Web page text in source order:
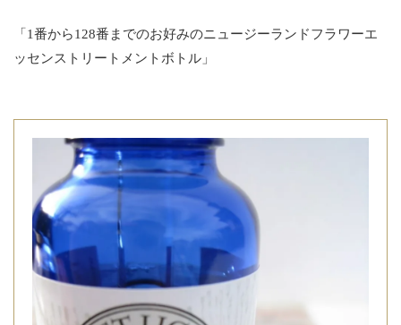
「1番から128番までのお好みのニュージーランドフラワーエ
ッセンストリートメントボトル」